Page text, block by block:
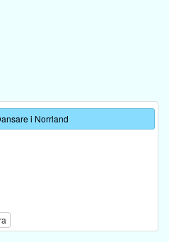
i Norrland